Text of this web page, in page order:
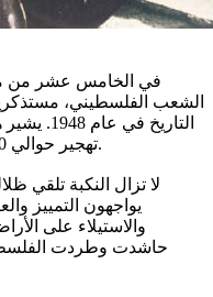
في الخامس عشر من
الشعب الفلسطيني،
التاريخ
تهجير حوالي 700,000 فلسطيني من بيوتهم وأراضيهم.
لا تزال النكبة تلقي
يواجهون التمييز
حاشدت وطردت